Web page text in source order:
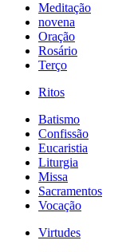
Meditação
novena
Oração
Rosário
Terço
Ritos
Batismo
Confissão
Eucaristia
Liturgia
Missa
Sacramentos
Vocação
Virtudes